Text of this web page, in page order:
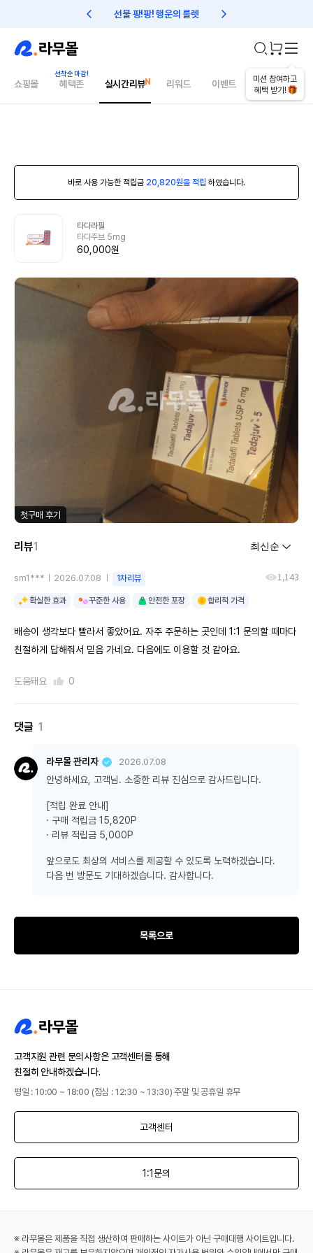
선물 팡!팡! 행운의 룰렛 친구초대 1만원 리워드!
미션 참여하고
혜택 받기!
쇼핑몰 혜택존 실시간리뷰 리워드 이벤트 건강매거진
바로 사용 가능한 적립금 20,820원을 적립 하였습니다.
타다라필
타다주브 5mg
60,000원
첫구매 후기
리뷰1
sm1*** 2026.07.08 1차리뷰 1,143
확실한 효과 꾸준한 사용 안전한 포장 합리적 가격
배송이 생각보다 빨라서 좋았어요. 자주 주문하는 곳인데 1:1 문의할 때마다
친절하게 답해줘서 믿음 가네요. 다음에도 이용할 것 같아요.
도움돼요 0
댓글 1
라무몰 관리자 2026.07.08
안녕하세요, 고객님. 소중한 리뷰 진심으로 감사드립니다.
[적립 완료 안내]
· 구매 적립금 15,820P
· 리뷰 적립금 5,000P
앞으로도 최상의 서비스를 제공할 수 있도록 노력하겠습니다.
다음 번 방문도 기대하겠습니다. 감사합니다.
목록으로
고객지원 관련 문의사항은 고객센터를 통해
친절히 안내하겠습니다.
평일 : 10:00 ~ 18:00 (점심 : 12:30 ~ 13:30) 주말 및 공휴일 휴무
고객센터
1:1문의
※ 라무몰은 제품을 직접 생산하여 판매하는 사이트가 아닌 구매대행 사이트입니다.